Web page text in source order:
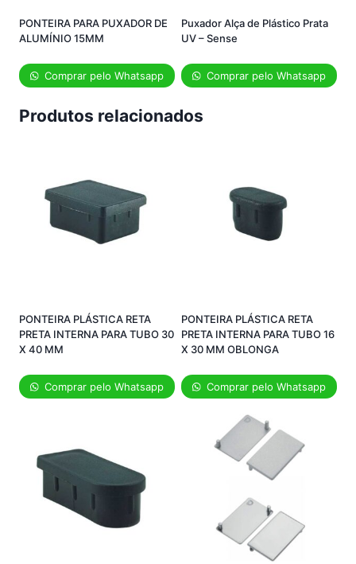
PONTEIRA PARA PUXADOR DE
ALUMÍNIO 15MM
Comprar pelo Whatsapp
Puxador Alça de Plástico Prata
UV – Sense
Comprar pelo Whatsapp
Produtos relacionados
PONTEIRA PLÁSTICA RETA
PRETA INTERNA PARA TUBO 30
X 40 MM
Comprar pelo Whatsapp
PONTEIRA PLÁSTICA RETA
PRETA INTERNA PARA TUBO 16
X 30 MM OBLONGA
Comprar pelo Whatsapp